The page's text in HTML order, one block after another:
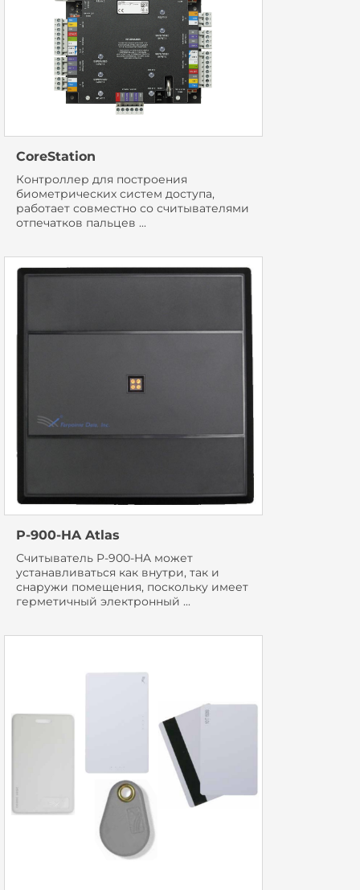
CoreStation
Контроллер для построения
биометрических систем доступа,
работает совместно со считывателями
отпечатков пальцев ...
P-900-HA Atlas
Считыватель P-900-HA может
устанавливаться как внутри, так и
снаружи помещения, поскольку имеет
герметичный электронный ...